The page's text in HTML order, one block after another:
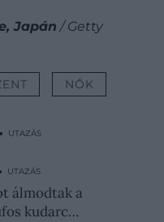
Japán / Getty
NŐK
UTAZÁS
nőtt a
a…
UTAZÁS
álmodtak a
kudarc…